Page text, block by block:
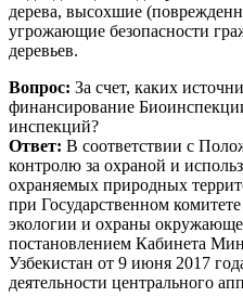
дерева, высохшие
угрожающие безопасности
деревьев.
Вопрос: За счет, каких
финансирование
инспекций?
Ответ: В соответствии с
контролю за охраной и
охраняемых природных
при Государственном
экологии и охраны
постановлением Кабинета
Узбекистан от 9 июня 2017
деятельности центрального